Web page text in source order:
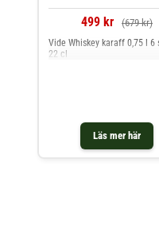
499 kr (679 kr)
Läs mer här
Vide Whiskey karaff 0,75 l 6
22 cl